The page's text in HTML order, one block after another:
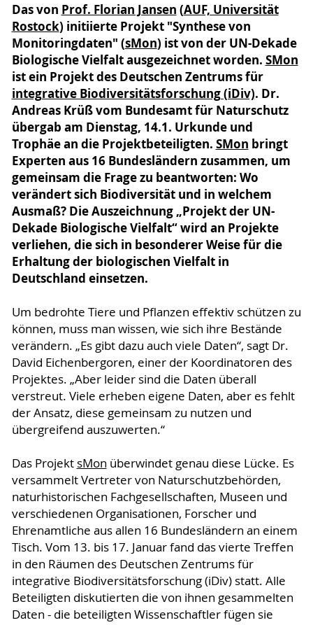
Das von Prof. Florian Jansen (AUF, Universität
Rostock) initiierte Projekt "Synthese von
Monitoringdaten" (sMon) ist von der UN-Dekade
Biologische Vielfalt ausgezeichnet worden. SMon
ist ein Projekt des Deutschen Zentrums für
integrative Biodiversitätsforschung (iDiv). Dr.
Andreas Krüß vom Bundesamt für Naturschutz
übergab am Dienstag, 14.1. Urkunde und
Trophäe an die Projektbeteiligten. SMon bringt
Experten aus 16 Bundesländern zusammen, um
gemeinsam die Frage zu beantworten: Wo
verändert sich Biodiversität und in welchem
Ausmaß? Die Auszeichnung „Projekt der UN-
Dekade Biologische Vielfalt“ wird an Projekte
verliehen, die sich in besonderer Weise für die
Erhaltung der biologischen Vielfalt in
Deutschland einsetzen.
Um bedrohte Tiere und Pflanzen effektiv schützen zu
können, muss man wissen, wie sich ihre Bestände
verändern. „Es gibt dazu auch viele Daten“, sagt Dr.
David Eichenbergoren, einer der Koordinatoren des
Projektes. „Aber leider sind die Daten überall
verstreut. Viele erheben eigene Daten, aber es fehlt
der Ansatz, diese gemeinsam zu nutzen und
übergreifend auszuwerten.“
Das Projekt sMon überwindet genau diese Lücke. Es
versammelt Vertreter von Naturschutzbehörden,
naturhistorischen Fachgesellschaften, Museen und
verschiedenen Organisationen, Forscher und
Ehrenamtliche aus allen 16 Bundesländern an einem
Tisch. Vom 13. bis 17. Januar fand das vierte Treffen
in den Räumen des Deutschen Zentrums für
integrative Biodiversitätsforschung (iDiv) statt. Alle
Beteiligten diskutierten die von ihnen gesammelten
Daten - die beteiligten Wissenschaftler fügen sie